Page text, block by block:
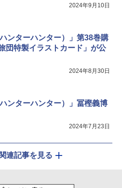
2024年9月10日
ンターハンター）」第38巻購
団特製イラストカード」が公
2024年8月30日
ンターハンター）」冨樫義博
2024年7月23日
連記事を見る